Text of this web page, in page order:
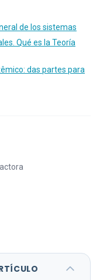
de los sistemas
Qué es la Teoría
das partes para